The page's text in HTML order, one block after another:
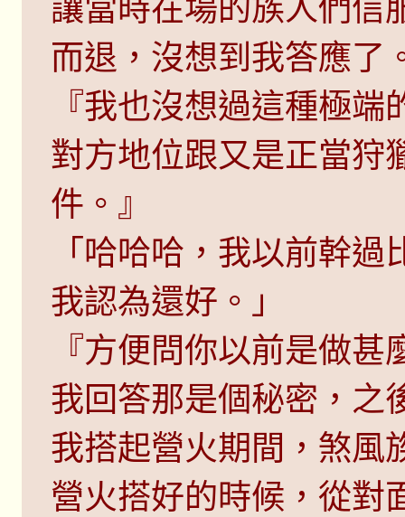
讓當時在場的族人們信
而退，沒想到我答應了
『我也沒想過這種極
對方地位跟又是正當狩
件。』
「哈哈哈，我以前幹
我認為還好。」
『方便問你以前是做甚
我回答那是個秘密，之
我搭起營火期間，煞風
營火搭好的時候，從對